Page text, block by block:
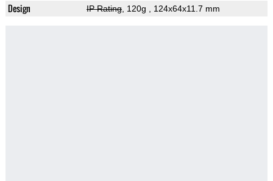
Design IP Rating, 120g , 124x64x11.7 mm